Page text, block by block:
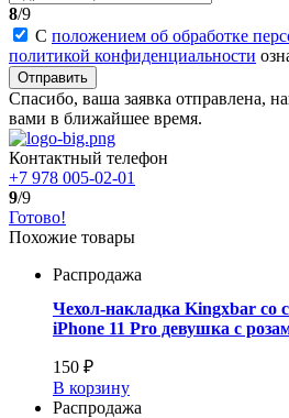
8/9
С положением об обработке
политикой конфиденциальности
Отправить
Спасибо, ваша заявка отправлена,
вами в ближайшее время.
Контактный телефон
+7 978 005-02-01
9/9
Готово!
Похожие товары
Распродажа
Чехол-накладка Kingxbar со
iPhone 11 Pro девушка с
150 ₽
В корзину
Распродажа